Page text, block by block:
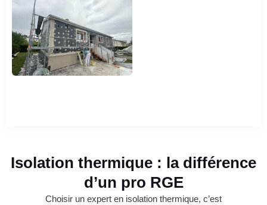
Isolation thermique : la différence
d’un pro RGE
Choisir un expert en isolation thermique, c’est